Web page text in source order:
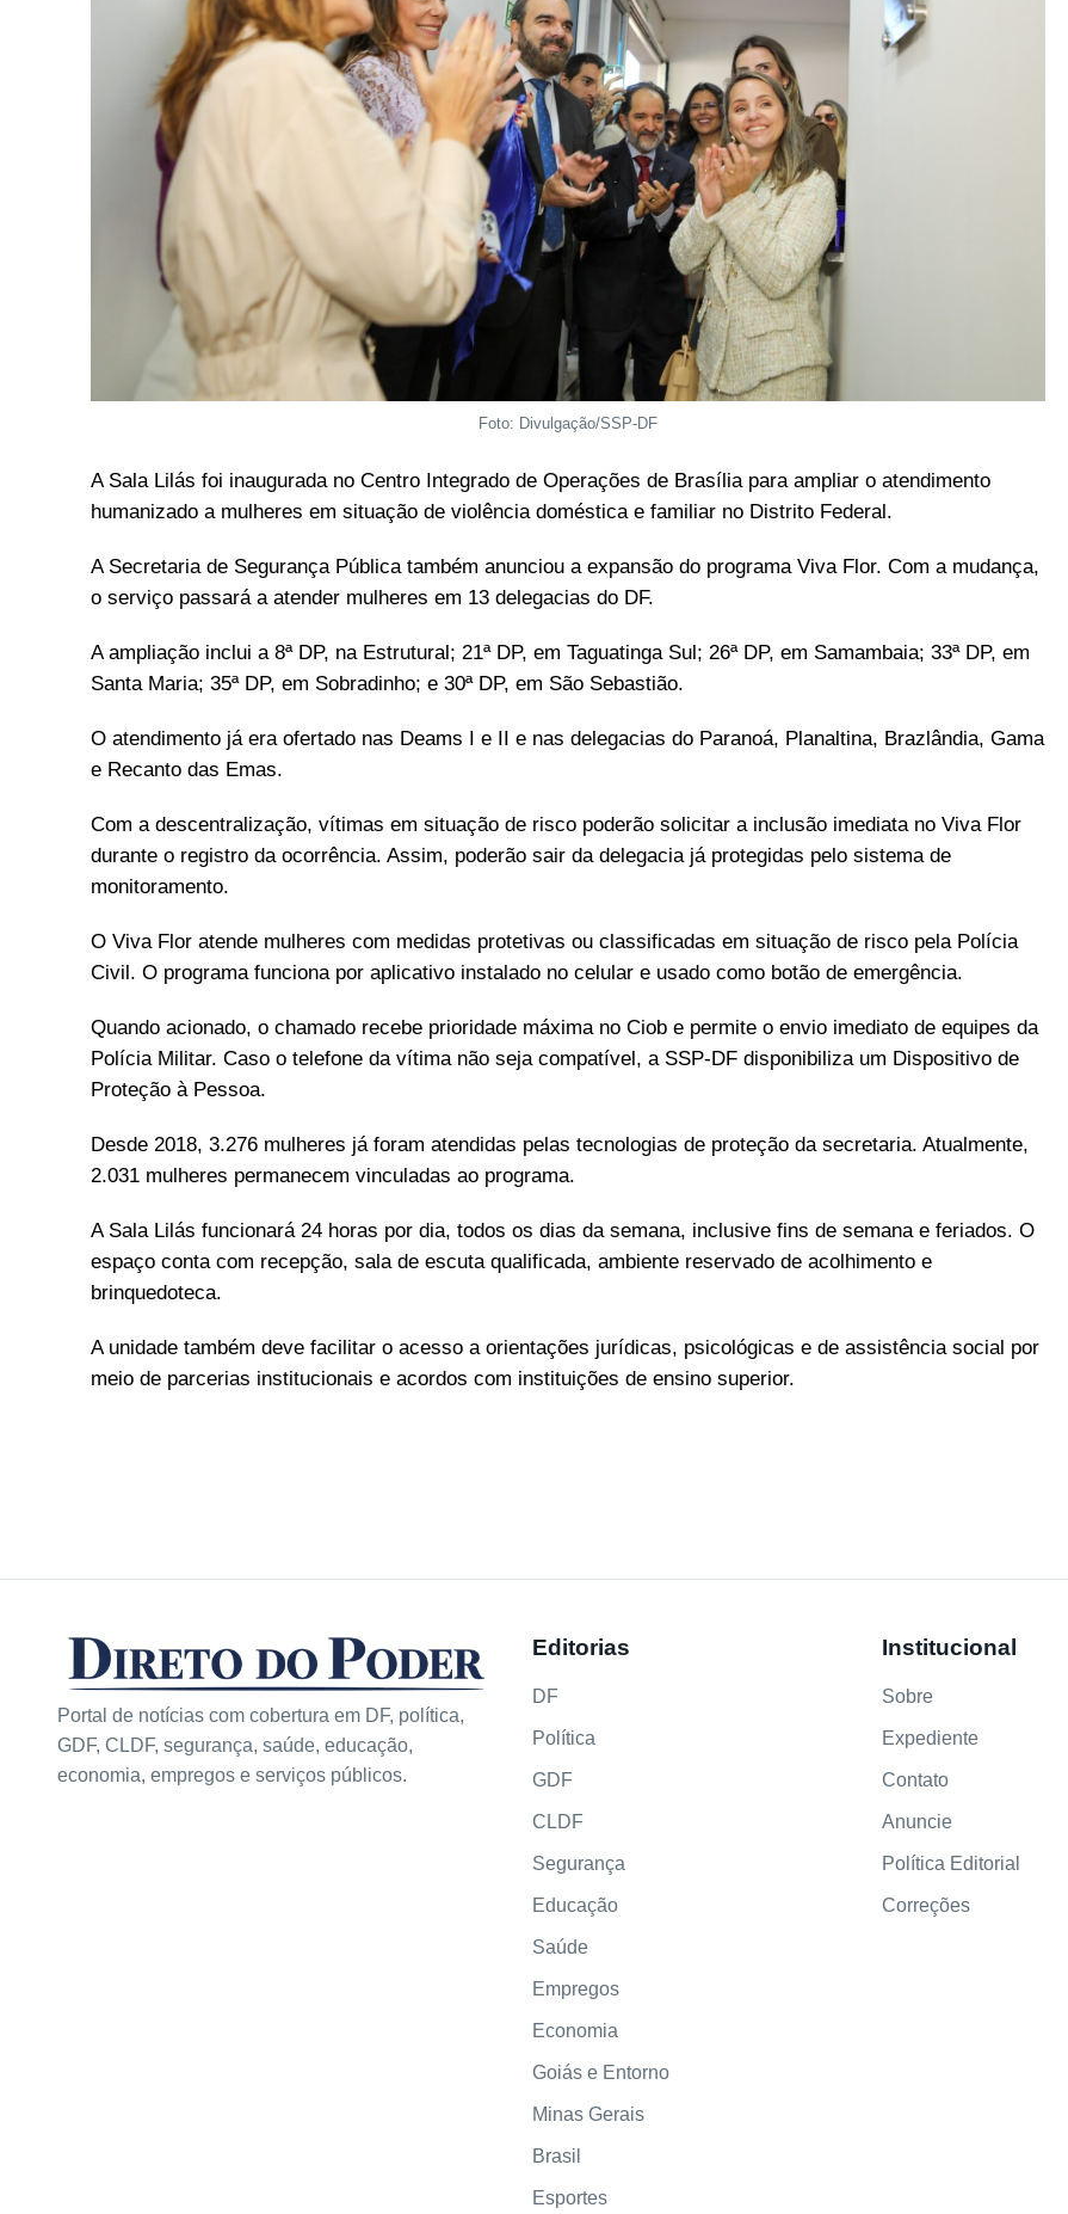
Foto: Divulgação/SSP-DF
A Sala Lilás foi inaugurada no Centro Integrado de Operações de Brasília para ampliar o atendimento
humanizado a mulheres em situação de violência doméstica e familiar no Distrito Federal.
A Secretaria de Segurança Pública também anunciou a expansão do programa Viva Flor. Com a mudança,
o serviço passará a atender mulheres em 13 delegacias do DF.
A ampliação inclui a 8ª DP, na Estrutural; 21ª DP, em Taguatinga Sul; 26ª DP, em Samambaia; 33ª DP, em
Santa Maria; 35ª DP, em Sobradinho; e 30ª DP, em São Sebastião.
O atendimento já era ofertado nas Deams I e II e nas delegacias do Paranoá, Planaltina, Brazlândia, Gama
e Recanto das Emas.
Com a descentralização, vítimas em situação de risco poderão solicitar a inclusão imediata no Viva Flor
durante o registro da ocorrência. Assim, poderão sair da delegacia já protegidas pelo sistema de
monitoramento.
O Viva Flor atende mulheres com medidas protetivas ou classificadas em situação de risco pela Polícia
Civil. O programa funciona por aplicativo instalado no celular e usado como botão de emergência.
Quando acionado, o chamado recebe prioridade máxima no Ciob e permite o envio imediato de equipes da
Polícia Militar. Caso o telefone da vítima não seja compatível, a SSP-DF disponibiliza um Dispositivo de
Proteção à Pessoa.
Desde 2018, 3.276 mulheres já foram atendidas pelas tecnologias de proteção da secretaria. Atualmente,
2.031 mulheres permanecem vinculadas ao programa.
A Sala Lilás funcionará 24 horas por dia, todos os dias da semana, inclusive fins de semana e feriados. O
espaço conta com recepção, sala de escuta qualificada, ambiente reservado de acolhimento e
brinquedoteca.
A unidade também deve facilitar o acesso a orientações jurídicas, psicológicas e de assistência social por
meio de parcerias institucionais e acordos com instituições de ensino superior.
Portal de notícias com cobertura em DF, política,
GDF, CLDF, segurança, saúde, educação,
economia, empregos e serviços públicos.
Editorias
DF
Política
GDF
CLDF
Segurança
Educação
Saúde
Empregos
Economia
Goiás e Entorno
Minas Gerais
Brasil
Esportes
Institucional
Sobre
Expediente
Contato
Anuncie
Política Editorial
Correções